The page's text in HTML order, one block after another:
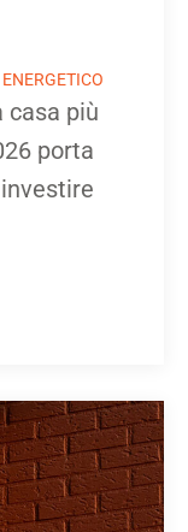
casa più
porta